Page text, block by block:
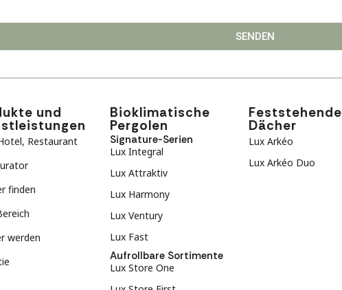
SENDEN
und
Restaurant
finden
werden
Bioklimatische
Pergolen
Signature-Serien
Lux Integral
Lux Attraktiv
Lux Harmony
Lux Ventury
Lux Fast
Aufrollbare Sortimente
Lux Store One
Feststehende
Dächer
Lux Arkéo
Lux Arkéo Duo